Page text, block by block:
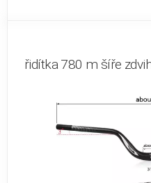
řidítka 780 m šíře